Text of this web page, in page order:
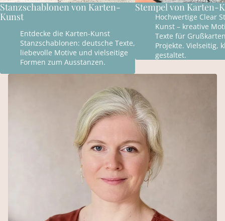
Stanzschablonen von Karten-
Kunst
Entdecke die Karten-Kunst
Stanzschablonen: deutsche Texte,
liebevolle Motive und vielseitige
Formen zum Ausstanzen.
Stempel von Karten-
Hochwertige Clear
Kunst – kreative
Texte für
Projekte. Vielseitig,
gestaltet.